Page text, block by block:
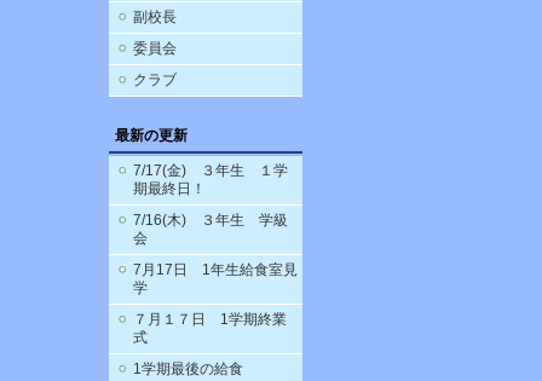
副校長
委員会
クラブ
最新の更新
7/17(金) ３年生 １学
期最終日！
7/16(木) ３年生 学級
会
7月17日 1年生給食室見
学
７月１７日 1学期終業
式
1学期最後の給食